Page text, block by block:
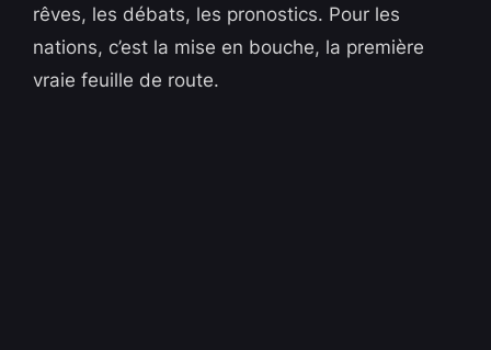
rêves, les débats, les pronostics. Pour les
nations, c’est la mise en bouche, la première
vraie feuille de route.